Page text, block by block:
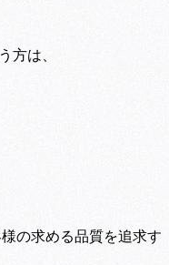
方は、
の求める品質を追求す